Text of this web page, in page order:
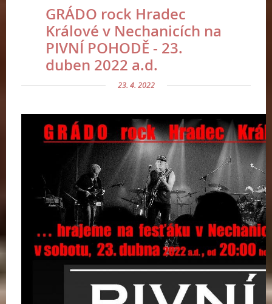
GRÁDO rock Hradec
Králové v Nechanicích na
PIVNÍ POHODĚ - 23.
duben 2022 a.d.
23. 4. 2022